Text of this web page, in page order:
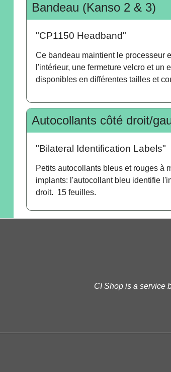
Bandeau (Kanso 2 & 3)
"CP1150 Headband"
Ce bandeau maintient le processeur
l'intérieur, une fermeture velcro et un
disponibles en différentes tailles et
Autocollants côté droit/
"Bilateral Identification Labels"
Petits autocollants bleus et rouges à
implants: l'autocollant bleu identifie
droit. 15 feuilles.
CI Shop is a service